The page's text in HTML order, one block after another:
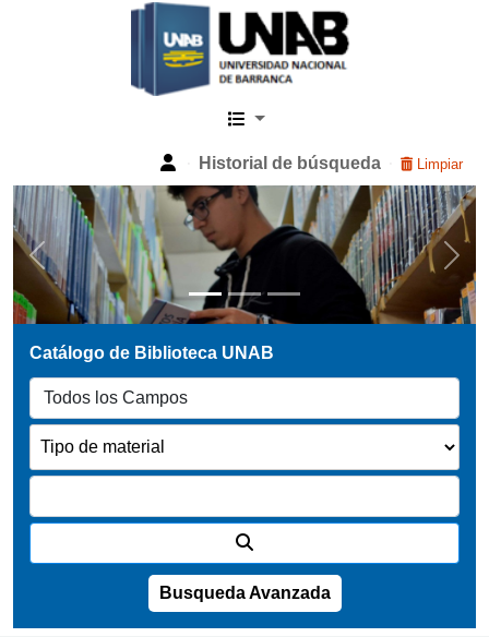
Catalogo Web UNAB
Historial de búsqueda Limpiar
Previous Next
Busqueda Avanzada